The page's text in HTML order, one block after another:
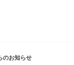
のお知らせ